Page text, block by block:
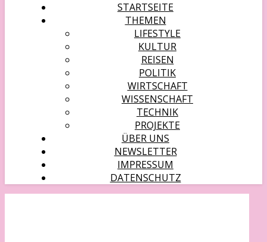
STARTSEITE
THEMEN
LIFESTYLE
KULTUR
REISEN
POLITIK
WIRTSCHAFT
WISSENSCHAFT
TECHNIK
PROJEKTE
ÜBER UNS
NEWSLETTER
IMPRESSUM
DATENSCHUTZ